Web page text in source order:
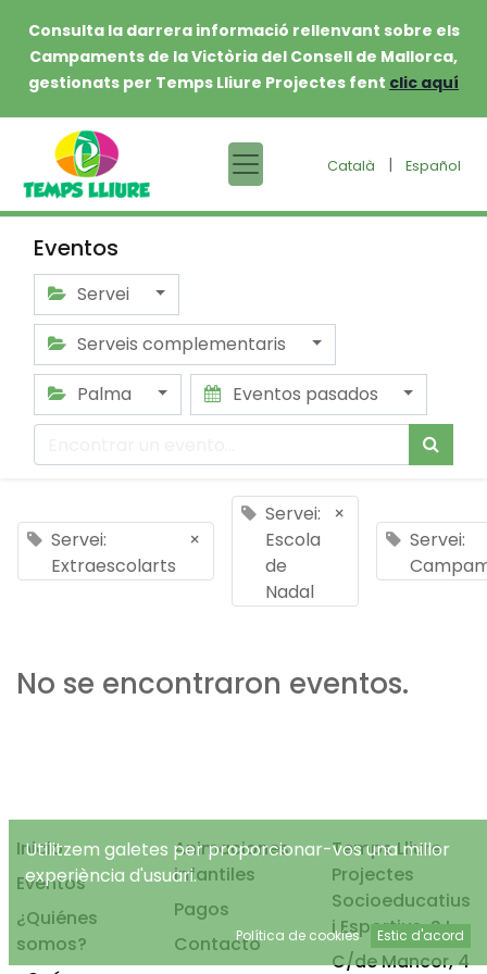
Consulta la darrera informació rellenvant sobre els
Campaments de la Victòria del Consell de Mallorca,
gestionats per Temps Lliure Projectes fent clic aquí
Català | Español
Eventos
Servei
Serveis complementaris
Palma
Eventos pasados
Servei:
Extraescolarts
×
Servei:
Escola
de
Nadal
×
Servei:
No se encontraron eventos.
Inicio
Eventos
¿Quiénes
somos?
Animaciones
infantiles
Pagos
Contacto
Temps Lliure
Projectes
Socioeducatius
i Esportius, S.L.
C/de Mancor, 4
Utilitzem galetes per proporcionar-vos una millor
experiència d'usuari.
Política de cookies Estic d'acord